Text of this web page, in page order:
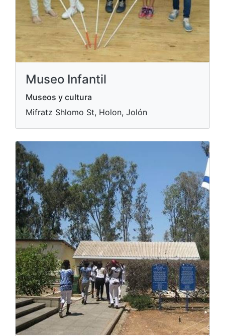
Museo Infantil
Museos y cultura
Mifratz Shlomo St, Holon, Jolón